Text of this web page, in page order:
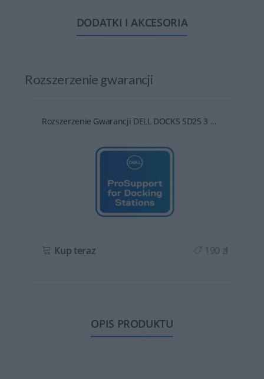
DODATKI I AKCESORIA
Rozszerzenie gwarancji
Rozszerzenie Gwarancji DELL DOCKS SD25 3 ...
Kup teraz 190 zł
OPIS PRODUKTU